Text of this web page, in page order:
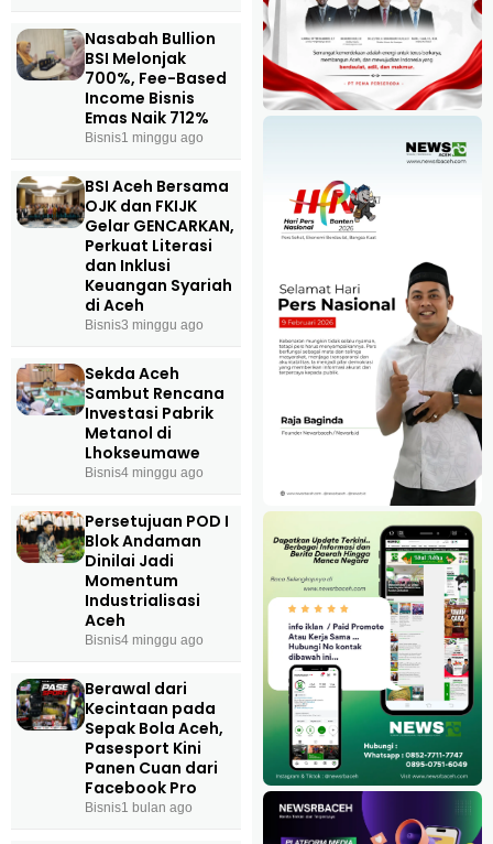
Nasabah Bullion
BSI Melonjak
700%, Fee-Based
Income Bisnis
Emas Naik 712%
Bisnis1 minggu ago
BSI Aceh Bersama
OJK dan FKIJK
Gelar GENCARKAN,
Perkuat Literasi
dan Inklusi
Keuangan Syariah
di Aceh
Bisnis3 minggu ago
Sekda Aceh
Sambut Rencana
Investasi Pabrik
Metanol di
Lhokseumawe
Bisnis4 minggu ago
Persetujuan POD I
Blok Andaman
Dinilai Jadi
Momentum
Industrialisasi
Aceh
Bisnis4 minggu ago
Berawal dari
Kecintaan pada
Sepak Bola Aceh,
Pasesport Kini
Panen Cuan dari
Facebook Pro
Bisnis1 bulan ago